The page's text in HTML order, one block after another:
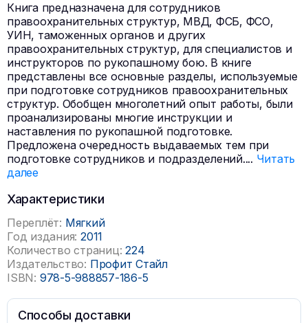
Книга предназначена для сотрудников
правоохранительных структур, МВД, ФСБ, ФСО,
УИН, таможенных органов и других
правоохранительных структур, для специалистов и
инструкторов по рукопашному бою. В книге
представлены все основные разделы, используемые
при подготовке сотрудников правоохранительных
структур. Обобщен многолетний опыт работы, были
проанализированы многие инструкции и
наставления по рукопашной подготовке.
Предложена очередность выдаваемых тем при
подготовке сотрудников и подразделений.... Читать
далее
Характеристики
Переплёт: Мягкий
Год издания: 2011
Количество страниц: 224
Издательство: Профит Стайл
ISBN: 978-5-988857-186-5
Способы доставки